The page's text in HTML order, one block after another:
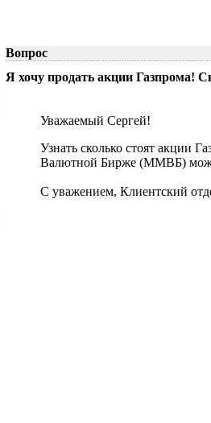
Вопрос
Я хочу продать акции Газпрома!
Уважаемый Сергей!
Узнать сколько стоят акции
Валютной Бирже (ММВБ)
С уважением, Клиентский